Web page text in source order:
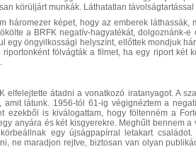
körüljárt munkák. Láthatatlan
háromezer képet, hogy az emberek
a BRFK negatív-hagyatékát, dolgoznánk-
egy öngyilkossági helyszínt, ellőttek mondjuk
fölvágták a filmet, ha egy riport két
elfelejtette átadni a vonatkozó iratanyagot. A
látunk. 1956-tól 61-ig végignéztem a
ezekből is kiválogattam, hogy föltenném a
anyára és két kisgyerekre. Meghűlt bennem
egy újságpapírral letakart
ne maradjon rejtve, biztosan van olyan